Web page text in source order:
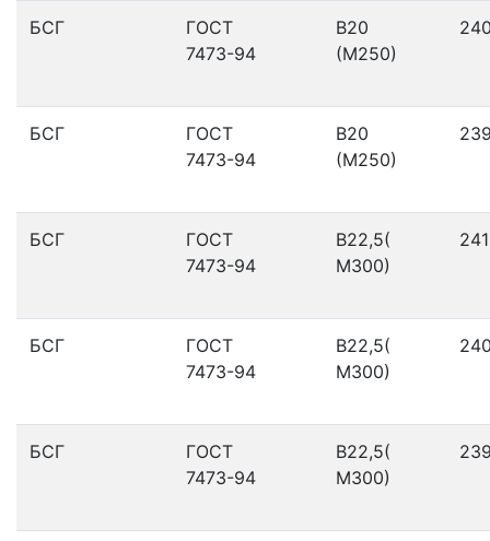
БСГ
ГОСТ
7473-94
В20
(М250)
БСГ
ГОСТ
7473-94
В20
(М250)
БСГ
ГОСТ
7473-94
В22,5(
М300)
БСГ
ГОСТ
7473-94
В22,5(
М300)
БСГ
ГОСТ
7473-94
В22,5(
М300)